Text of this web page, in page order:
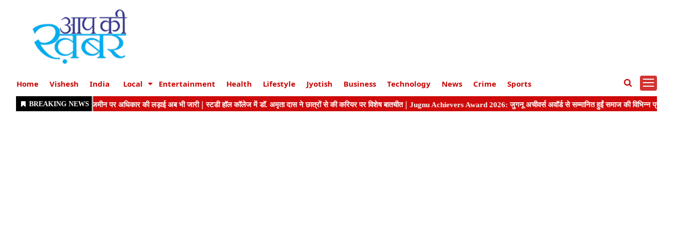
Home Vishesh India Local Entertainment Health Lifestyle Jyotish Business Technology News Crime Sports